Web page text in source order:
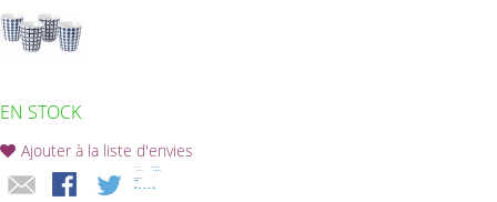
EN STOCK
Ajouter à la liste d'envies